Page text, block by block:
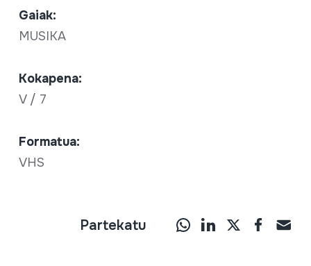
Gaiak:
MUSIKA
Kokapena:
V / 7
Formatua:
VHS
Partekatu